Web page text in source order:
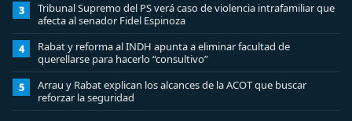
3
Tribunal Supremo del PS verá caso de violencia intrafamiliar que
afecta al senador Fidel Espinoza
4
Rabat y reforma al INDH apunta a eliminar facultad de
querellarse para hacerlo “consultivo”
5
Arrau y Rabat explican los alcances de la ACOT que buscar
reforzar la seguridad